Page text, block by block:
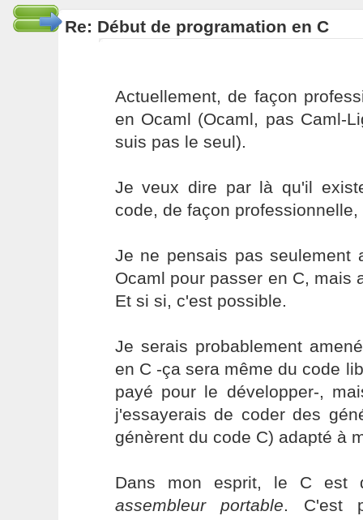
Re: Début de programation en C
Actuellement, de façon
en Ocaml (Ocaml, pas Caml-
suis pas le seul).
Je veux dire par là qu'il
code, de façon
Je ne pensais pas seulement
Ocaml pour passer en C, mais
Et si si, c'est possible.
Je serais probablement
en C -ça sera même du code
payé pour le développer-,
j'essayerais de coder des
génèrent du code C) adapté à
Dans mon esprit, le C est
assembleur portable. C'est